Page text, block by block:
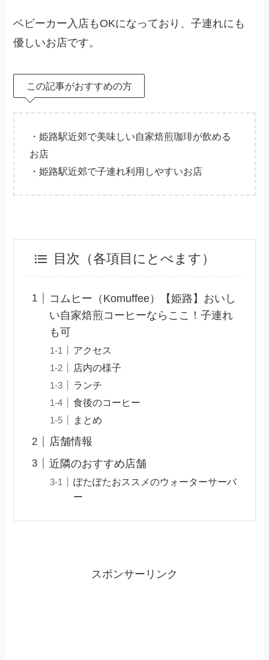
ベビーカー入店もOKになっており、子連れにも
優しいお店です。
この記事がおすすめの方
・姫路駅近郊で美味しい自家焙煎珈琲が飲める
お店
・姫路駅近郊で子連れ利用しやすいお店
目次（各項目にとべます）
コムヒー（Komuffee）【姫路】おいし
い自家焙煎コーヒーならここ！子連れ
も可
アクセス
店内の様子
ランチ
食後のコーヒー
まとめ
店舗情報
近隣のおすすめ店舗
ぽたぽたおススメのウォーターサーバ
ー
スポンサーリンク